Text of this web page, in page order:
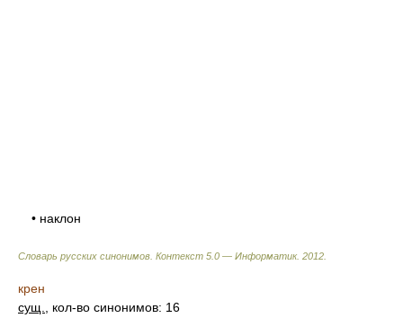
• наклон
Словарь русских синонимов. Контекст 5.0 — Информатик. 2012
крен
сущ.
, кол-во синонимов: 16